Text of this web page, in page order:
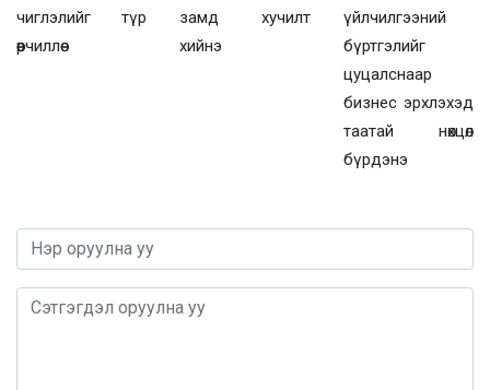
чиглэлийг түр
өөрчиллөө
замд хучилт
хийнэ
үйлчилгээний
бүртгэлийг
цуцалснаар
бизнес эрхлэхэд
таатай нөхцөл
бүрдэнэ